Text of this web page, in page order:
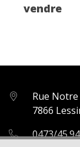
vendre
Rue
7866
0473/